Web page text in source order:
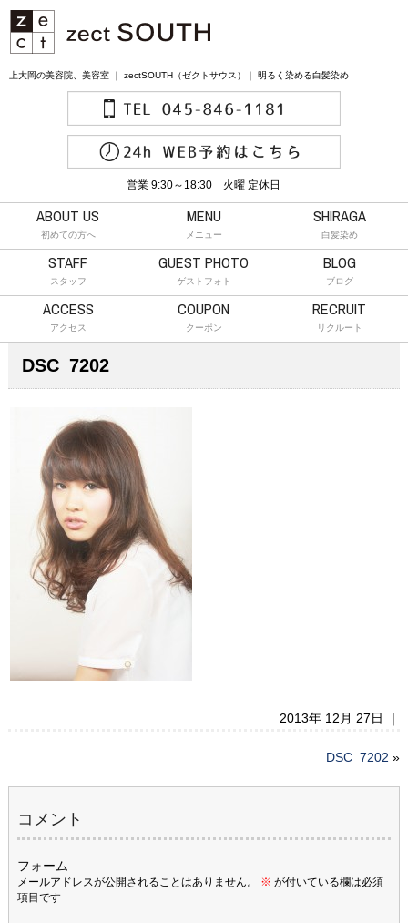
上大岡の美容院、美容室 ｜ zectSOUTH（ゼクトサウス）｜ 明るく染める白髪染め
営業 9:30～18:30 火曜 定休日
ABOUT US
初めての方へ
MENU
メニュー
SHIRAGA
白髪染め
STAFF
スタッフ
GUEST PHOTO
ゲストフォト
BLOG
ブログ
ACCESS
アクセス
COUPON
クーポン
RECRUIT
リクルート
DSC_7202
2013年 12月 27日 ｜
DSC_7202 »
コメント
フォーム
メールアドレスが公開されることはありません。 ※ が付いている欄は必須
項目です